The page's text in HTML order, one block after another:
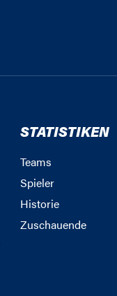
STATISTIKEN
Teams
Spieler
Historie
Zuschauende